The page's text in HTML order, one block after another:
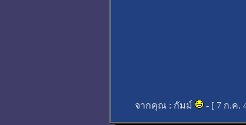
จากคุณ : กัมม์ - [ 7 ก.ค.